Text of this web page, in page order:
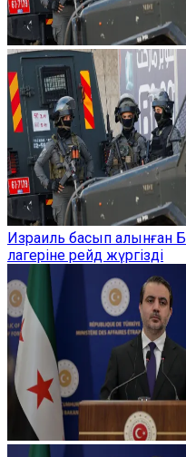
Израиль басып алынған
лагеріне рейд жүргізді